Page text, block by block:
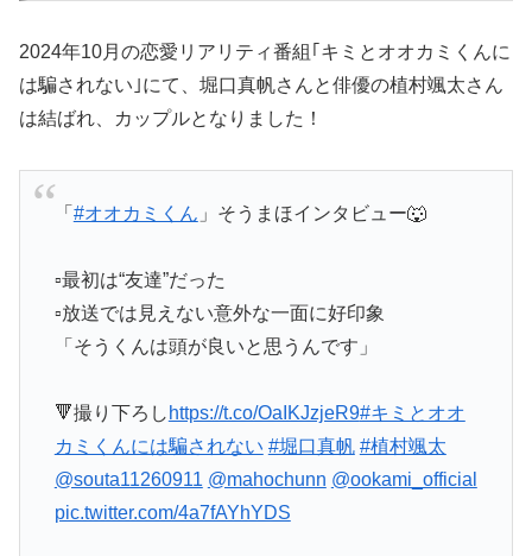
2024年10月の恋愛リアリティ番組｢キミとオオカミくんに
は騙されない｣にて、堀口真帆さんと俳優の植村颯太さん
は結ばれ、カップルとなりました！
「 #オオカミくん 」そうまほインタビュー🐺
▫️最初は“友達”だった
▫️放送では見えない意外な一面に好印象
「そうくんは頭が良いと思うんです」
🔻撮り下ろし https://t.co/OaIKJzjeR9#キミとオオ
カミくんには騙されない #堀口真帆 #植村颯太
@souta11260911 @mahochunn @ookami_official
pic.twitter.com/4a7fAYhYDS